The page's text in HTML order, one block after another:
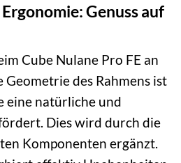
Genuss auf
Cube Nulane Pro FE an
des Rahmens ist
eine natürliche und
Dies wird durch die
Komponenten ergänzt.